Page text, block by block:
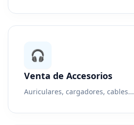
🎧
Venta de Accesorios
Auriculares, cargadores, cables...